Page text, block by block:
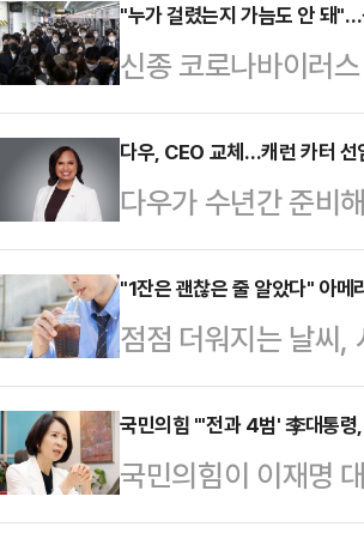
라 조달을 총괄하는
삼성SDI 관계자들
Gruenkemeier)
Padilla) AWS 서버
Tyagi) AWS 에너
"누가 걸렸는지 가늠도 안 돼
신종 코로나바이러
적으로 확산 조짐을
오랜 기간 잠복했다
불린다.16일 일본
공화국에서 처음 보
국 이상으로 퍼졌다.
해 들어 급속도로 확
취…
다우, CEO 교체…캐런 카터 선
다우가 수년간 준비
십 체제 전환에 나섰
월1일부로 집행 이
카터를 신임 CEO로
성과 조직 안정성을
이비스 선임 독립 이
동안 전략과 조직문
객, 임직원,…
"1잔은 괜찮은 줄 알았다" 아메
점점 더워지는 날씨,
나 시럽을 넣지 않은
결과가 나왔다.16
2024'에 따르면 국
세 이상 성인의 고
국민의힘 "'전과 4범' 李대통령
국민의힘이 이재명
"'전과 4범' 대통령